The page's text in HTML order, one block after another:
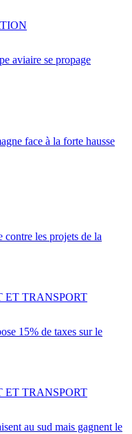
aviaire se propage
face à la forte hausse
contre les projets de la
15% de taxes sur le
ET TRANSPORT
au sud mais gagnent le
ET TRANSPORT